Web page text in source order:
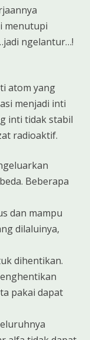
menutupi
ngelantur…!
atom yang
menjadi inti
inti tidak stabil
radioaktif.
Beberapa
dan mampu
dilaluinya,
dihentikan.
pakai dapat